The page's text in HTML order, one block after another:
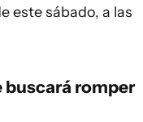
este sábado, a las
romper